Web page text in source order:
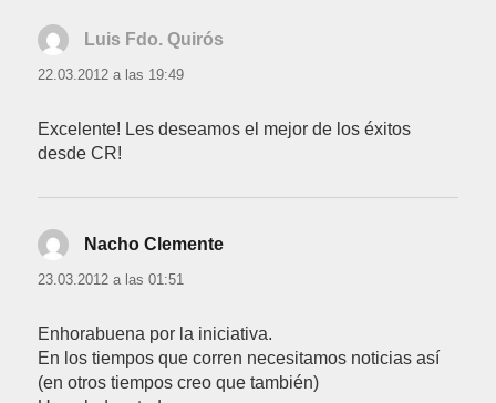
Luis Fdo. Quirós
22.03.2012 a las 19:49
Excelente! Les deseamos el mejor de los éxitos
desde CR!
Nacho Clemente
23.03.2012 a las 01:51
Enhorabuena por la iniciativa.
En los tiempos que corren necesitamos noticias así
(en otros tiempos creo que también)